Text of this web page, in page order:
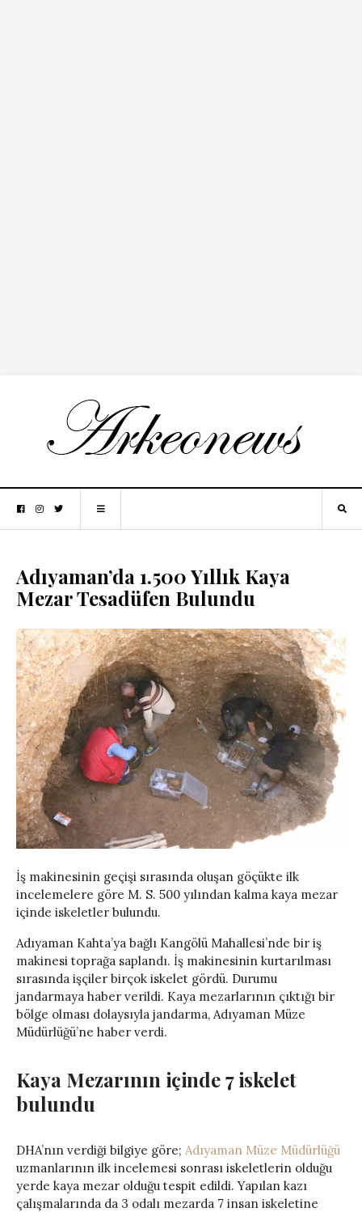
Adıyaman’da 1.500 Yıllık Kaya
Mezar Tesadüfen Bulundu
İş makinesinin geçişi sırasında oluşan göçükte ilk
incelemelere göre M. S. 500 yılından kalma kaya mezar
içinde iskeletler bulundu.
Adıyaman Kahta’ya bağlı Kangölü Mahallesi’nde bir iş
makinesi toprağa saplandı. İş makinesinin kurtarılması
sırasında işçiler birçok iskelet gördü. Durumu
jandarmaya haber verildi. Kaya mezarlarının çıktığı bir
bölge olması dolaysıyla jandarma, Adıyaman Müze
Müdürlüğü’ne haber verdi.
Kaya Mezarının içinde 7 iskelet
bulundu
DHA’nın verdiği bilgiye göre; Adıyaman Müze Müdürlüğü
uzmanlarının ilk incelemesi sonrası iskeletlerin olduğu
yerde kaya mezar olduğu tespit edildi. Yapılan kazı
çalışmalarında da 3 odalı mezarda 7 insan iskeletine